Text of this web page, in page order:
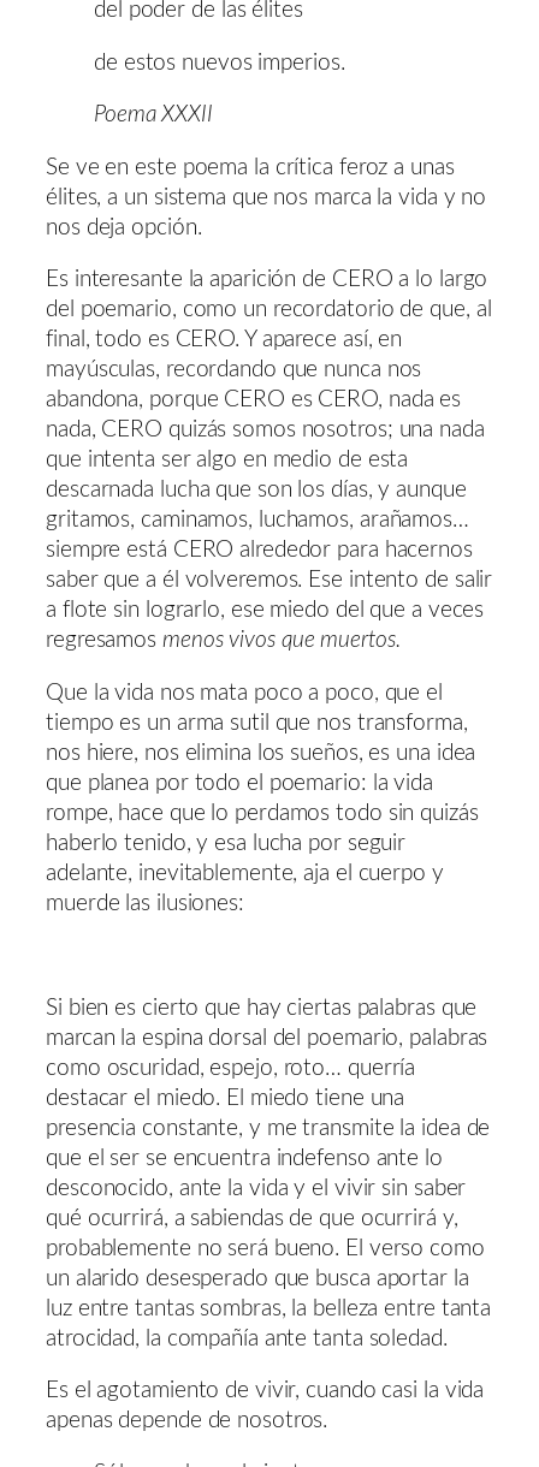
del poder de las élites
de estos nuevos imperios.
Poema XXXII
Se ve en este poema la crítica feroz a unas
élites, a un sistema que nos marca la vida y no
nos deja opción.
Es interesante la aparición de CERO a lo largo
del poemario, como un recordatorio de que, al
final, todo es CERO. Y aparece así, en
mayúsculas, recordando que nunca nos
abandona, porque CERO es CERO, nada es
nada, CERO quizás somos nosotros; una nada
que intenta ser algo en medio de esta
descarnada lucha que son los días, y aunque
gritamos, caminamos, luchamos, arañamos…
siempre está CERO alrededor para hacernos
saber que a él volveremos. Ese intento de salir
a flote sin lograrlo, ese miedo del que a veces
regresamos menos vivos que muertos.
Que la vida nos mata poco a poco, que el
tiempo es un arma sutil que nos transforma,
nos hiere, nos elimina los sueños, es una idea
que planea por todo el poemario: la vida
rompe, hace que lo perdamos todo sin quizás
haberlo tenido, y esa lucha por seguir
adelante, inevitablemente, aja el cuerpo y
muerde las ilusiones:
Si bien es cierto que hay ciertas palabras que
marcan la espina dorsal del poemario, palabras
como oscuridad, espejo, roto… querría
destacar el miedo. El miedo tiene una
presencia constante, y me transmite la idea de
que el ser se encuentra indefenso ante lo
desconocido, ante la vida y el vivir sin saber
qué ocurrirá, a sabiendas de que ocurrirá y,
probablemente no será bueno. El verso como
un alarido desesperado que busca aportar la
luz entre tantas sombras, la belleza entre tanta
atrocidad, la compañía ante tanta soledad.
Es el agotamiento de vivir, cuando casi la vida
apenas depende de nosotros.